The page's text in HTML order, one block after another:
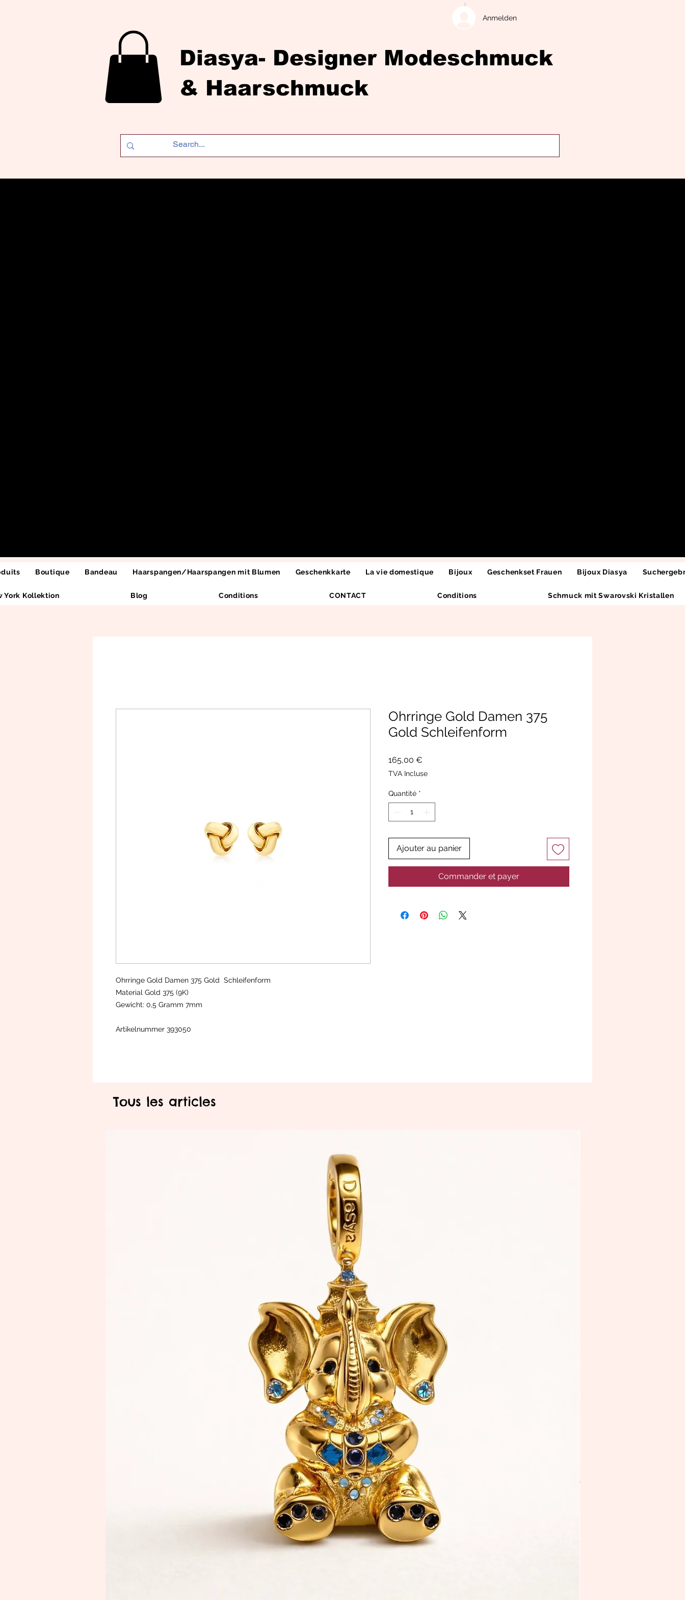
Anmelden
Diasya- Designer Modeschmuck
& Haarschmuck
Boutique Bandeau Haarspangen/Haarspangen mit Blumen Geschenkkarte La vie domestique Bijoux Geschenkset Frauen Bijoux Diasya
York Kollektion Blog Conditions CONTACT Conditions Schmuck mit Swarovski Kristallen
Ohrringe Gold Damen 375 Gold Schleifenform
Material Gold 375 (9K)
Gewicht: 0,5 Gramm 7mm
Artikelnummer 393050
Ohrringe Gold Damen 375
Gold Schleifenform
165,00 €
TVA Incluse
Quantité *
Ajouter au panier
Commander et payer
Tous les articles